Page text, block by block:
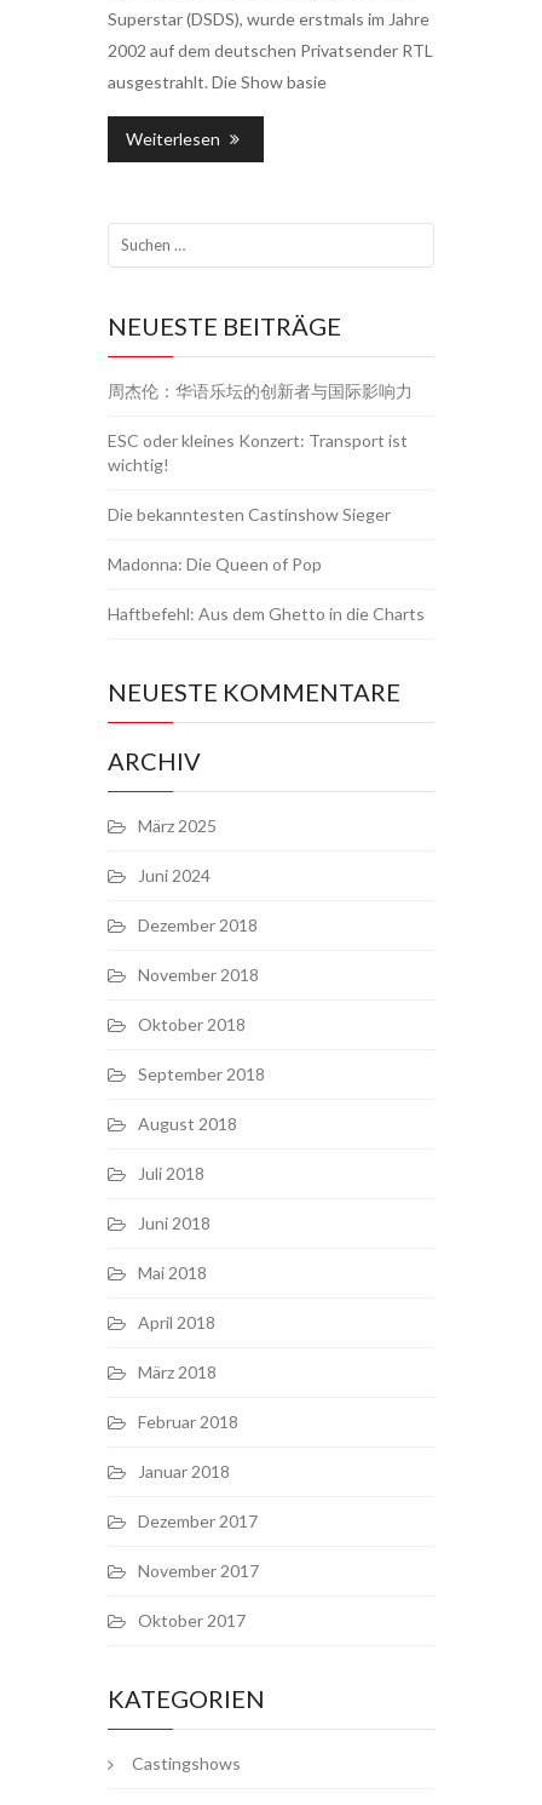
Superstar (DSDS), wurde erstmals im Jahre
2002 auf dem deutschen Privatsender RTL
ausgestrahlt. Die Show basie
Weiterlesen
NEUESTE BEITRÄGE
周杰伦：华语乐坛的创新者与国际影响力
ESC oder kleines Konzert: Transport ist
wichtig!
Die bekanntesten Castinshow Sieger
Madonna: Die Queen of Pop
Haftbefehl: Aus dem Ghetto in die Charts
NEUESTE KOMMENTARE
ARCHIV
März 2025
Juni 2024
Dezember 2018
November 2018
Oktober 2018
September 2018
August 2018
Juli 2018
Juni 2018
Mai 2018
April 2018
März 2018
Februar 2018
Januar 2018
Dezember 2017
November 2017
Oktober 2017
KATEGORIEN
Castingshows